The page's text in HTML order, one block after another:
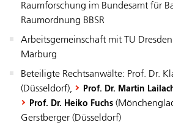
Raumforschung im Bundesamt für
Raumordnung BBSR
­Arbeitsgemeinschaft mit TU
Marburg
­Beteiligte Rechtsanwälte: Prof. Dr.
(Düsseldorf),
Prof. Dr. Martin
Prof. Dr. Heiko Fuchs
Gerstberger (Düsseldorf)